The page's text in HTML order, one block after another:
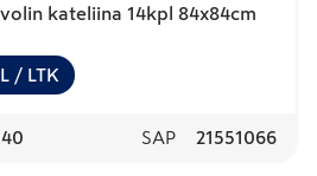
kateliina 14kpl 84x84cm
/ LTK
SAP 21551066